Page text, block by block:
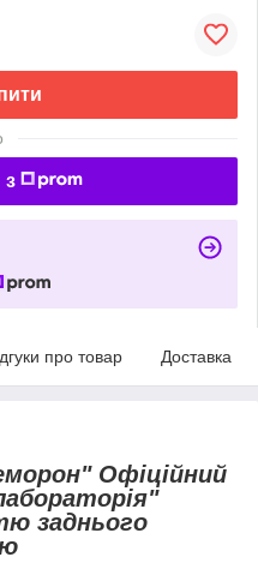
з
про товар Доставка
Офіційний
заднього